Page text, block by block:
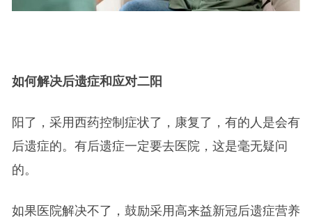
如何解决后遗症和应对二阳
阳了，采用西药控制症状了，康复了，有的人是会有
后遗症的。有后遗症一定要去医院，这是毫无疑问
的。
如果医院解决不了，鼓励采用高来益新冠后遗症营养